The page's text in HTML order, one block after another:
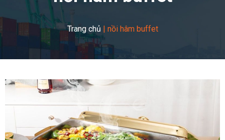
Trang chủ | nồi hâm buffet